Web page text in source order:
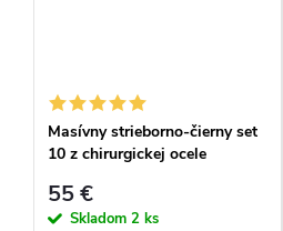
Masívny strieborno-čierny set
10 z chirurgickej ocele
55 €
Skladom 2 ks